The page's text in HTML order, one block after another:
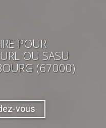
POUR
OU SASU
(67000)
vous